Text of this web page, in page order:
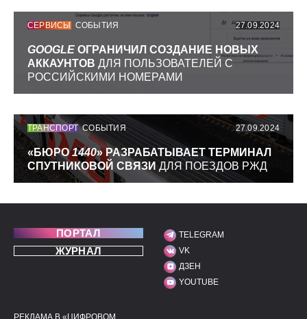
СЕРВИСЫ СОБЫТИЯ 27.09.2024
GOOGLE ОГРАНИЧИЛ СОЗДАНИЕ НОВЫХ
АККАУНТОВ ДЛЯ ПОЛЬЗОВАТЕЛЕЙ С
РОССИЙСКИМИ НОМЕРАМИ
ТРАНСПОРТ СОБЫТИЯ 27.09.2024
«БЮРО1440» РАЗРАБАТЫВАЕТ ТЕРМИНАЛ
СПУТНИКОВОЙ СВЯЗИ ДЛЯ ПОЕЗДОВ РЖД
ПОРТАЛ
ЖУРНАЛ
МЫ В СОЦИАЛЬНЫХ
TELEGRAM
VK
ДЗЕН
YOUTUBE
РЕКЛАМА В «ЦИФРОВОМ